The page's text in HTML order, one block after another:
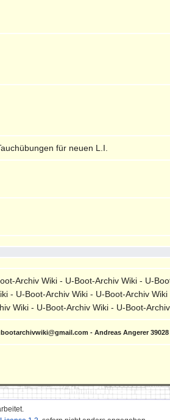
für neuen L.I.
Archiv Wiki - U-Boot-Archiv Wiki - U-
- U-Boot-Archiv Wiki - U-Boot-Archiv
Wiki - U-Boot-Archiv Wiki - U-Boot-
- Andreas Angerer